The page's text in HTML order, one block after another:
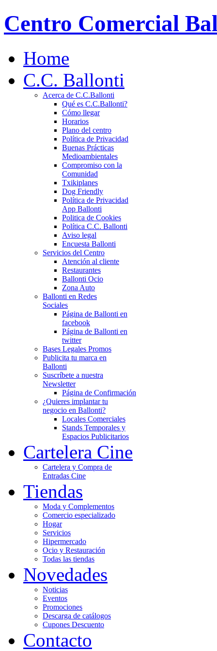
Centro Comercial
Home
C.C. Ballonti
Acerca de C.C.Ballonti
Qué es C.C.Ballonti?
Cómo llegar
Horarios
Plano del centro
Política de Privacidad
Buenas Prácticas
Medioambientales
Compromiso con la
Comunidad
Txikiplanes
Dog Friendly
Política de Privacidad
App Ballonti
Politica de Cookies
Política C.C. Ballonti
Aviso legal
Encuesta Ballonti
Servicios del Centro
Atención al cliente
Restaurantes
Ballonti Ocio
Zona Auto
Ballonti en Redes
Sociales
Página de Ballonti en
facebook
Página de Ballonti en
twitter
Bases Legales Promos
Publicita tu marca en
Ballonti
Suscríbete a nuestra
Newsletter
Página de Confirmación
¿Quieres implantar tu
negocio en Ballonti?
Locales Comerciales
Stands Temporales y
Espacios Publicitarios
Cartelera Cine
Cartelera y Compra de
Entradas Cine
Tiendas
Moda y Complementos
Comercio especializado
Hogar
Servicios
Hipermercado
Ocio y Restauración
Todas las tiendas
Novedades
Noticias
Eventos
Promociones
Descarga de catálogos
Cupones Descuento
Contacto